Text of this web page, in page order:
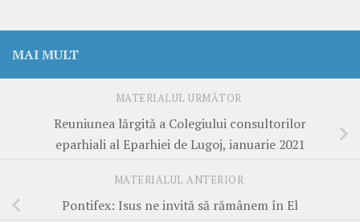
MAI MULT
MATERIALUL URMĂTOR
Reuniunea lărgită a Colegiului consultorilor
eparhiali al Eparhiei de Lugoj, ianuarie 2021
MATERIALUL ANTERIOR
Pontifex: Isus ne invită să rămânem în El